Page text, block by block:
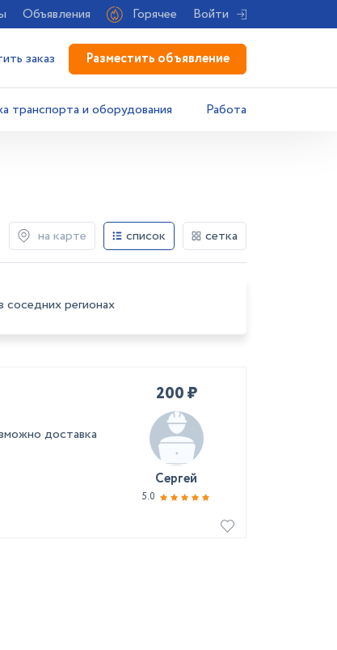
Объявления Горячее Войти
заказ Разместить объявление
транспорта и оборудования Работа
на карте список сетка
соседних регионах
доставка
200 ₽
Сергей
5.0